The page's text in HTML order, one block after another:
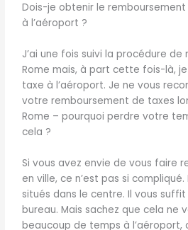
Dois-je obtenir le remboursement
à l’aéroport ?
J’ai une fois suivi la procédure
Rome mais, à part cette fois-là,
taxe à l’aéroport. Je ne vous
votre remboursement de taxes
Rome – pourquoi perdre votre
cela ?
Si vous avez envie de vous faire
en ville, ce n’est pas si
situés dans le centre. Il vous
bureau. Mais sachez que cela ne
beaucoup de temps à l’aéroport,